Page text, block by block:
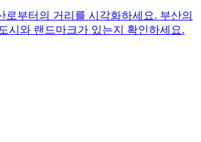
로부터의 거리를 시각화하세요. 부산의
시와 랜드마크가 있는지 확인하세요.